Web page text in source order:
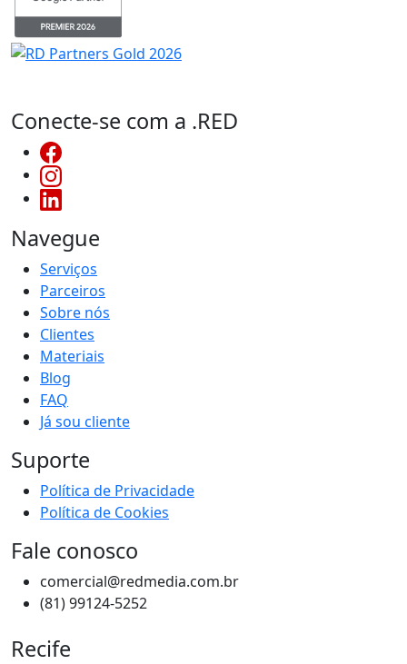
Conecte-se com a .RED
Navegue
Serviços
Parceiros
Sobre nós
Clientes
Materiais
Blog
FAQ
Já sou cliente
Suporte
Política de Privacidade
Política de Cookies
Fale conosco
comercial@redmedia.com.br
(81) 99124-5252
Recife